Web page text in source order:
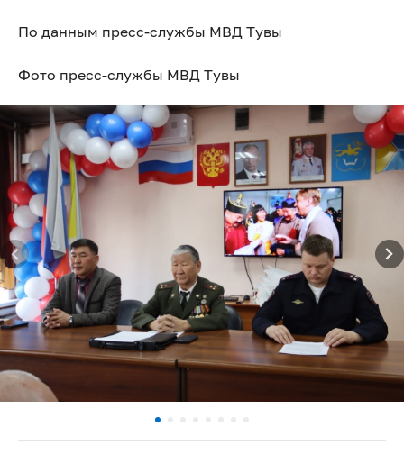
По данным пресс-службы МВД Тувы
Фото пресс-службы МВД Тувы